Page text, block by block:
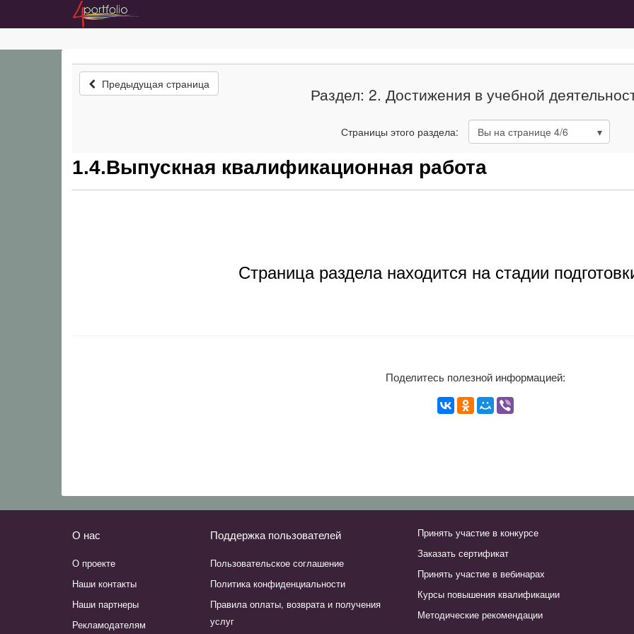
Предыдущая страница Раздел: 2. Достижения в учебной
Страницы этого раздела: Вы на странице 4/6
1.4.Выпускная квалификационная работа
Страница раздела находится на стадии
Поделитесь полезной информацией:
О нас
О проекте
Наши контакты
Наши партнеры
Рекламодателям
Поддержка пользователей
Пользовательское соглашение
Политика конфиденциальности
Правила оплаты, возврата и получения
услуг
Принять участие в конкурсе
Заказать сертификат
Принять участие в вебинарах
Курсы повышения квалификации
Методические рекомендации